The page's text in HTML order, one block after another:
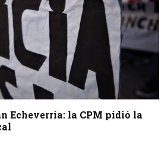
Echeverría: la CPM pidió la